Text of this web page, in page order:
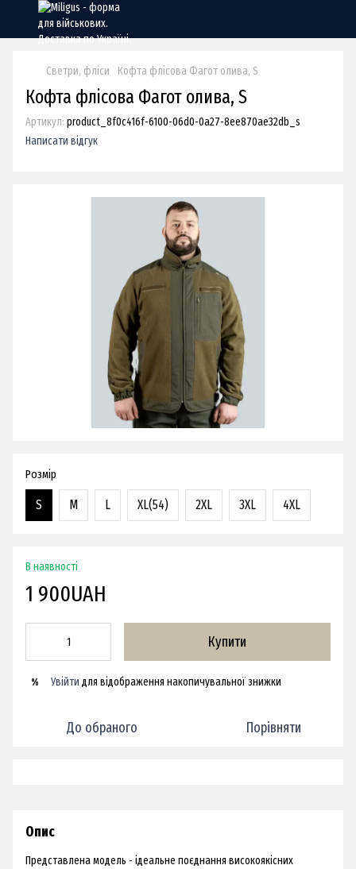
Светри, фліси Кофта флісова Фагот олива, S
Кофта флісова Фагот олива, S
Артикул: product_8f0c416f-6100-06d0-0a27-8ee870ae32db_s
Написати відгук
Розмір
S M L XL(54) 2XL 3XL 4XL
В наявності
1 900UAH
Купити
% Увійти для відображення накопичувальної знижки
До обраного Порівняти
Опис
Представлена модель - ідеальне поєднання високоякісних